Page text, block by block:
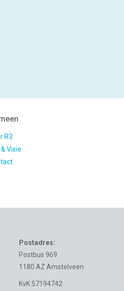
R3
Visie
Postadres:
Postbus 969
1180 AZ Amstelveen
KvK 57194742